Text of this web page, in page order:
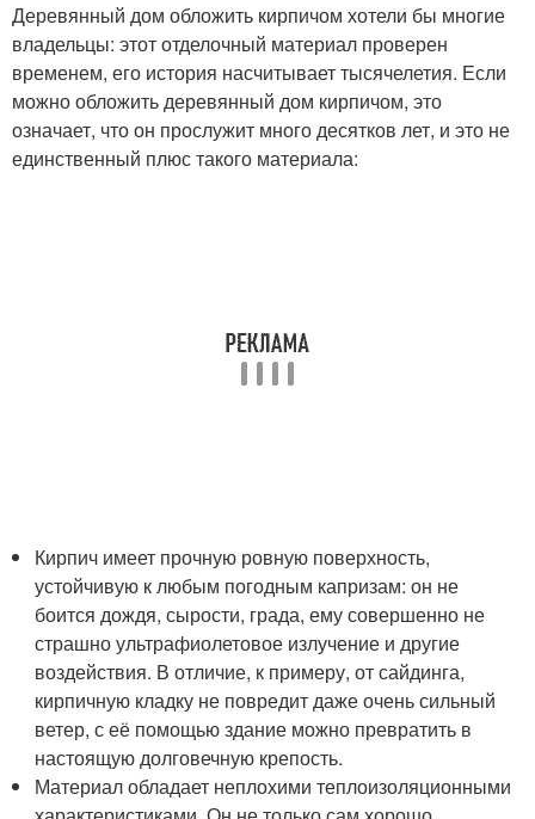
Деревянный дом обложить кирпичом хотели бы многие
владельцы: этот отделочный материал проверен
временем, его история насчитывает тысячелетия. Если
можно обложить деревянный дом кирпичом, это
означает, что он прослужит много десятков лет, и это не
единственный плюс такого материала:
Кирпич имеет прочную ровную поверхность,
устойчивую к любым погодным капризам: он не
боится дождя, сырости, града, ему совершенно не
страшно ультрафиолетовое излучение и другие
воздействия. В отличие, к примеру, от сайдинга,
кирпичную кладку не повредит даже очень сильный
ветер, с её помощью здание можно превратить в
настоящую долговечную крепость.
Материал обладает неплохими теплоизоляционными